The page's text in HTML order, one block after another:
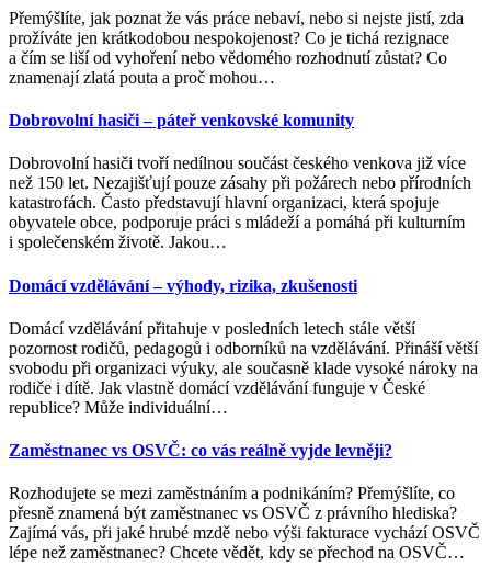
Přemýšlíte, jak poznat že vás práce nebaví, nebo si nejste jistí, zda
prožíváte jen krátkodobou nespokojenost? Co je tichá rezignace
a čím se liší od vyhoření nebo vědomého rozhodnutí zůstat? Co
znamenají zlatá pouta a proč mohou…
Dobrovolní hasiči – páteř venkovské komunity
Dobrovolní hasiči tvoří nedílnou součást českého venkova již více
než 150 let. Nezajišťují pouze zásahy při požárech nebo přírodních
katastrofách. Často představují hlavní organizaci, která spojuje
obyvatele obce, podporuje práci s mládeží a pomáhá při kulturním
i společenském životě. Jakou…
Domácí vzdělávání – výhody, rizika, zkušenosti
Domácí vzdělávání přitahuje v posledních letech stále větší
pozornost rodičů, pedagogů i odborníků na vzdělávání. Přináší větší
svobodu při organizaci výuky, ale současně klade vysoké nároky na
rodiče i dítě. Jak vlastně domácí vzdělávání funguje v České
republice? Může individuální…
Zaměstnanec vs OSVČ: co vás reálně vyjde levněji?
Rozhodujete se mezi zaměstnáním a podnikáním? Přemýšlíte, co
přesně znamená být zaměstnanec vs OSVČ z právního hlediska?
Zajímá vás, při jaké hrubé mzdě nebo výši fakturace vychází OSVČ
lépe než zaměstnanec? Chcete vědět, kdy se přechod na OSVČ…